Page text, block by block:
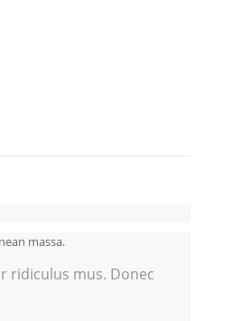
massa.
ridiculus mus. Donec